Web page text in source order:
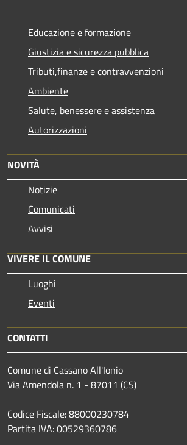
Educazione e formazione
Giustizia e sicurezza pubblica
Tributi,finanze e contravvenzioni
Ambiente
Salute, benessere e assistenza
Autorizzazioni
NOVITÀ
Notizie
Comunicati
Avvisi
VIVERE IL COMUNE
Luoghi
Eventi
CONTATTI
Comune di Cassano All'Ionio
Via Amendola n. 1 - 87011 (CS)
Codice Fiscale: 88000230784
Partita IVA: 00529360786